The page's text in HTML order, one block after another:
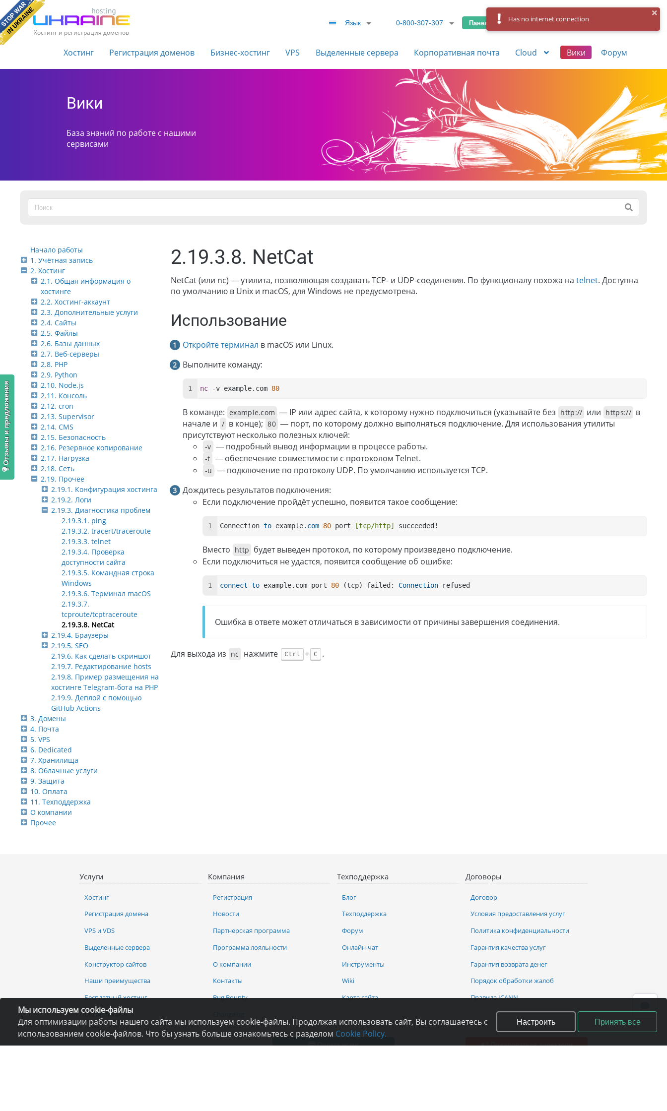
Мы используем cookie-файлы
Для оптимизации работы нашего сайта мы используем cookie-файлы. Продолжая использовать сайт, Вы соглашаетесь с
использованием cookie-файлов. Что бы узнать больше ознакомьтесь с разделом Cookie Policy.
Настроить Принять все
Хостинг и регистрация доменов
Язык 0-800-307-307 Панель управления Вход Регистрация
Хостинг Регистрация доменов Бизнес-хостинг VPS Выделенные сервера Корпоративная почта Cloud Вики Форум
Вики
База знаний по работе с нашими
сервисами
Начало работы
1. Учётная запись
2. Хостинг
2.1. Общая информация о
хостинге
2.2. Хостинг-аккаунт
2.3. Дополнительные услуги
2.4. Сайты
2.5. Файлы
2.6. Базы данных
2.7. Веб-серверы
2.8. PHP
2.9. Python
2.10. Node.js
2.11. Консоль
2.12. cron
2.13. Supervisor
2.14. CMS
2.15. Безопасность
2.16. Резервное копирование
2.17. Нагрузка
2.18. Сеть
2.19. Прочее
2.19.1. Конфигурация хостинга
2.19.2. Логи
2.19.3. Диагностика проблем
2.19.3.1. ping
2.19.3.2. tracert/traceroute
2.19.3.3. telnet
2.19.3.4. Проверка
доступности сайта
2.19.3.5. Командная строка
Windows
2.19.3.6. Терминал macOS
2.19.3.7.
tcproute/tcptraceroute
2.19.3.8. NetCat
2.19.4. Браузеры
2.19.5. SEO
2.19.6. Как сделать скриншот
2.19.7. Редактирование hosts
2.19.8. Пример размещения на
хостинге Telegram-бота на PHP
2.19.9. Деплой с помощью
GitHub Actions
3. Домены
4. Почта
5. VPS
6. Dedicated
7. Хранилища
8. Облачные услуги
9. Защита
10. Оплата
11. Техподдержка
О компании
Прочее
2.19.3.8. NetCat
NetCat (или nc) — утилита, позволяющая создавать TCP- и UDP-соединения. По функционалу похожа на telnet. Доступна
по умолчанию в Unix и macOS, для Windows не предусмотрена.
Использование
Откройте терминал в macOS или Linux.
Выполните команду:
nc -v example.com 80
В команде: example.com — IP или адрес сайта, к которому нужно подключиться (указывайте без http:// или https:// в
начале и / в конце); 80 — порт, по которому должно выполняться подключение. Для использования утилиты
присутствуют несколько полезных ключей:
-v — подробный вывод информации в процессе работы.
-t — обеспечение совместимости с протоколом Telnet.
-u — подключение по протоколу UDP. По умолчанию используется TCP.
Дождитесь результатов подключения:
Если подключение пройдёт успешно, появится такое сообщение:
Connection to example.com 80 port [tcp/http] succeeded!
Вместо http будет выведен протокол, по которому произведено подключение.
Если подключиться не удастся, появится сообщение об ошибке:
connect to example.com port 80 (tcp) failed: Connection refused
Ошибка в ответе может отличаться в зависимости от причины завершения соединения.
Для выхода из nc нажмите Ctrl + C .
Услуги
Хостинг
Регистрация домена
VPS и VDS
Выделенные сервера
Конструктор сайтов
Наши преимущества
Бесплатный хостинг
Статистика
Компания
Регистрация
Новости
Партнерская программа
Программа лояльности
О компании
Контакты
Bug Bounty
Техподдержка
Блог
Техподдержка
Форум
Онлайн-чат
Инструменты
Wiki
Карта сайта
Договоры
Договор
Условия предоставления услуг
Политика конфиденциальности
Гарантия качества услуг
Гарантия возврата денег
Порядок обработки жалоб
Правила ICANN
Оплата услуг Пожаловаться директору
Отзывы и предложения
Has no internet connection